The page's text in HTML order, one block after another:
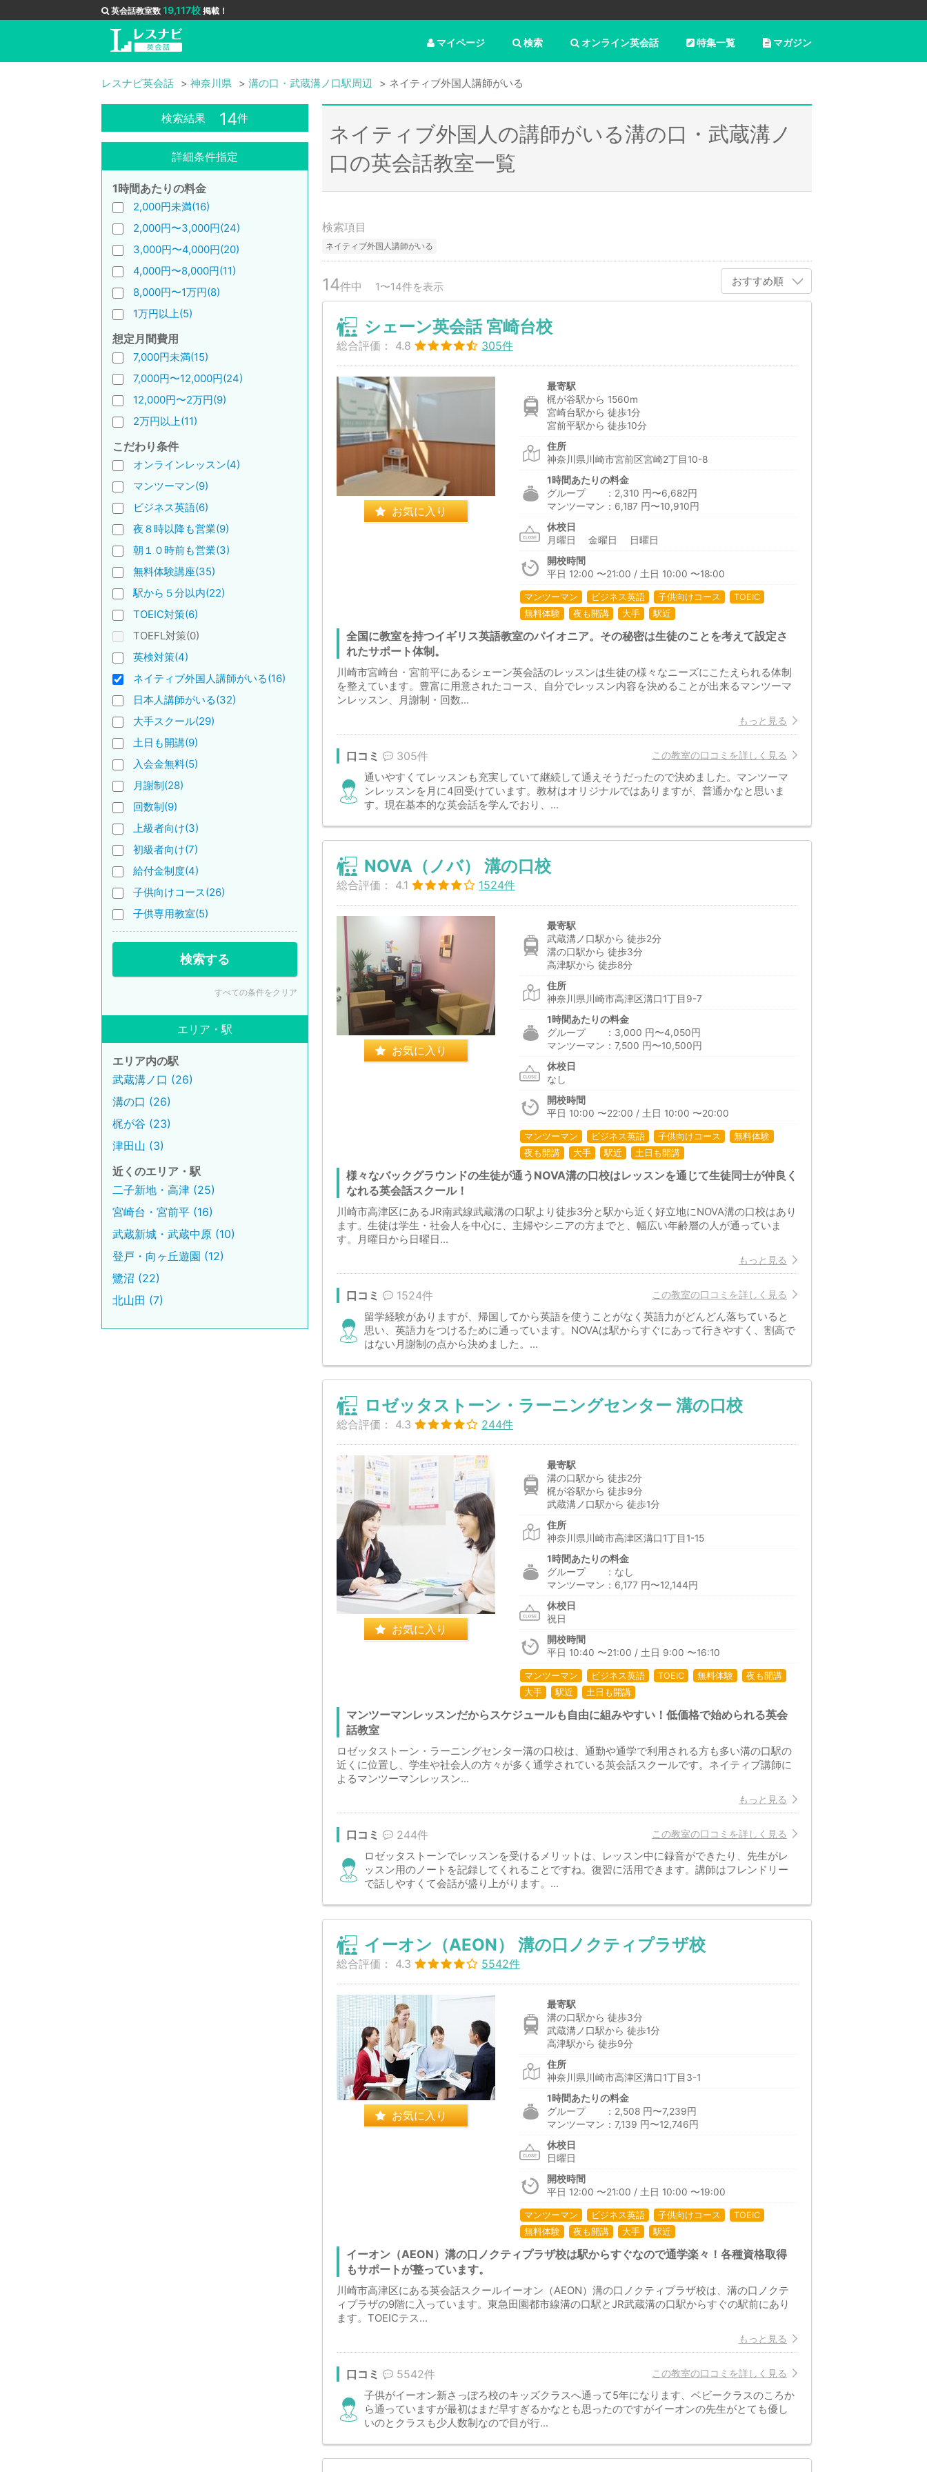
英会話教室数 19,117校 掲載！
マガジン
特集一覧
オンライン英会話
検索
マイページ
レスナビ英会話 神奈川県 溝の口・武蔵溝ノ口駅周辺 ネイティブ外国人講師がいる
検索結果 14件
詳細条件指定
1時間あたりの料金
2,000円未満(16)
2,000円〜3,000円(24)
3,000円〜4,000円(20)
4,000円〜8,000円(11)
8,000円〜1万円(8)
1万円以上(5)
想定月間費用
7,000円未満(15)
7,000円〜12,000円(24)
12,000円〜2万円(9)
2万円以上(11)
こだわり条件
オンラインレッスン(4)
マンツーマン(9)
ビジネス英語(6)
夜８時以降も営業(9)
朝１０時前も営業(3)
無料体験講座(35)
駅から５分以内(22)
TOEIC対策(6)
TOEFL対策(0)
英検対策(4)
ネイティブ外国人講師がいる(16)
日本人講師がいる(32)
大手スクール(29)
土日も開講(9)
入会金無料(5)
月謝制(28)
回数制(9)
上級者向け(3)
初級者向け(7)
給付金制度(4)
子供向けコース(26)
子供専用教室(5)
検索する
すべての条件をクリア
エリア・駅
エリア内の駅
武蔵溝ノ口 (26)
溝の口 (26)
梶が谷 (23)
津田山 (3)
近くのエリア・駅
二子新地・高津 (25)
宮崎台・宮前平 (16)
武蔵新城・武蔵中原 (10)
登戸・向ヶ丘遊園 (12)
鷺沼 (22)
北山田 (7)
ネイティブ外国人の講師がいる溝の口・武蔵溝ノ
口の英会話教室一覧
検索項目
ネイティブ外国人講師がいる
14件中 1〜14件を表示 おすすめ順
シェーン英会話 宮崎台校
総合評価： 4.8 305件
お気に入り
最寄駅
梶が谷駅から 1560m
宮崎台駅から 徒歩1分
宮前平駅から 徒歩10分
住所
神奈川県川崎市宮前区宮崎2丁目10-8
1時間あたりの料金
グループ ：2,310 円〜6,682円
マンツーマン：6,187 円〜10,910円
休校日
月曜日 金曜日 日曜日
開校時間
平日 12:00 〜21:00 / 土日 10:00 〜18:00
マンツーマン ビジネス英語 子供向けコース
TOEIC
無料体験
夜も開講 大手 駅近
全国に教室を持つイギリス英語教室のパイオニア。その秘密は生徒のことを考えて設定さ
れたサポート体制。
川崎市宮崎台・宮前平にあるシェーン英会話のレッスンは生徒の様々なニーズにこたえられる体制
を整えています。豊富に用意されたコース、自分でレッスン内容を決めることが出来るマンツーマ
ンレッスン、月謝制・回数...
もっと見る
この教室の口コミを詳しく見る
口コミ 305件
通いやすくてレッスンも充実していて継続して通えそうだったので決めました。マンツーマ
ンレッスンを月に4回受けています。教材はオリジナルではありますが、普通かなと思いま
す。現在基本的な英会話を学んでおり、...
NOVA（ノバ） 溝の口校
総合評価： 4.1 1524件
お気に入り
最寄駅
武蔵溝ノ口駅から 徒歩2分
溝の口駅から 徒歩3分
高津駅から 徒歩8分
住所
神奈川県川崎市高津区溝口1丁目9-7
1時間あたりの料金
グループ ：3,000 円〜4,050円
マンツーマン：7,500 円〜10,500円
休校日
なし
開校時間
平日 10:00 〜22:00 / 土日 10:00 〜20:00
マンツーマン ビジネス英語 子供向けコース
無料体験
夜も開講
大手 駅近 土日も開講
様々なバックグラウンドの生徒が通うNOVA溝の口校はレッスンを通じて生徒同士が仲良く
なれる英会話スクール！
川崎市高津区にあるJR南武線武蔵溝の口駅より徒歩3分と駅から近く好立地にNOVA溝の口校はあり
ます。生徒は学生・社会人を中心に、主婦やシニアの方までと、幅広い年齢層の人が通っていま
す。月曜日から日曜日...
もっと見る
この教室の口コミを詳しく見る
口コミ 1524件
留学経験がありますが、帰国してから英語を使うことがなく英語力がどんどん落ちていると
思い、英語力をつけるために通っています。NOVAは駅からすぐにあって行きやすく、割高で
はない月謝制の点から決めました。...
ロゼッタストーン・ラーニングセンター 溝の口校
総合評価： 4.3 244件
お気に入り
最寄駅
溝の口駅から 徒歩2分
梶が谷駅から 徒歩9分
武蔵溝ノ口駅から 徒歩1分
住所
神奈川県川崎市高津区溝口1丁目1-15
1時間あたりの料金
グループ ：なし
マンツーマン：6,177 円〜12,144円
休校日
祝日
開校時間
平日 10:40 〜21:00 / 土日 9:00 〜16:10
マンツーマン ビジネス英語 TOEIC 無料体験
夜も開講
大手
駅近 土日も開講
マンツーマンレッスンだからスケジュールも自由に組みやすい！低価格で始められる英会
話教室
ロゼッタストーン・ラーニングセンター溝の口校は、通勤や通学で利用される方も多い溝の口駅の
近くに位置し、学生や社会人の方々が多く通学されている英会話スクールです。ネイティブ講師に
よるマンツーマンレッスン...
もっと見る
この教室の口コミを詳しく見る
口コミ 244件
ロゼッタストーンでレッスンを受けるメリットは、レッスン中に録音ができたり、先生がレ
ッスン用のノートを記録してくれることですね。復習に活用できます。講師はフレンドリー
で話しやすくて会話が盛り上がります。...
イーオン（AEON） 溝の口ノクティプラザ校
総合評価： 4.3 5542件
お気に入り
最寄駅
溝の口駅から 徒歩3分
武蔵溝ノ口駅から 徒歩1分
高津駅から 徒歩9分
住所
神奈川県川崎市高津区溝口1丁目3-1
1時間あたりの料金
グループ ：2,508 円〜7,239円
マンツーマン：7,139 円〜12,746円
休校日
日曜日
開校時間
平日 12:00 〜21:00 / 土日 10:00 〜19:00
マンツーマン ビジネス英語 子供向けコース
TOEIC
無料体験
夜も開講 大手 駅近
イーオン（AEON）溝の口ノクティプラザ校は駅からすぐなので通学楽々！各種資格取得
もサポートが整っています。
川崎市高津区にある英会話スクールイーオン（AEON）溝の口ノクティプラザ校は、溝の口ノクテ
ィプラザの9階に入っています。東急田園都市線溝の口駅とJR武蔵溝の口駅からすぐの駅前にあり
ます。TOEICテス...
もっと見る
この教室の口コミを詳しく見る
口コミ 5542件
子供がイーオン新さっぽろ校のキッズクラスへ通って5年になります、ベビークラスのころか
ら通っていますが最初はまだ早すぎるかなとも思ったのですがイーオンの先生がとても優し
いのとクラスも少人数制なので目が行...